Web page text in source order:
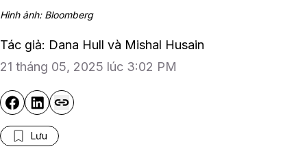
Hình ảnh: Bloomberg
Tác giả: Dana Hull và Mishal Husain
21 tháng 05, 2025 lúc 3:02 PM
Lưu